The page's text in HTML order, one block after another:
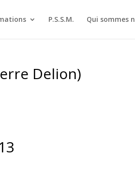
P.S.S.M. Qui sommes
Delion)